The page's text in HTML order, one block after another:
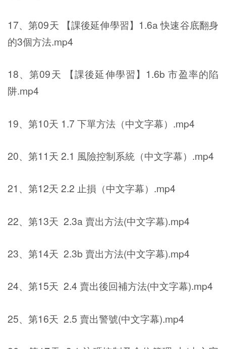
17、第09天 【課後延伸學習】1.6a 快速谷底翻身
的3個方法.mp4
18、第09天 【課後延伸學習】1.6b 市盈率的陷
阱.mp4
19、第10天 1.7 下單方法（中文字幕）.mp4
20、第11天 2.1 風險控制系統（中文字幕）.mp4
21、第12天 2.2 止損（中文字幕）.mp4
22、第13天 2.3a 賣出方法(中文字幕).mp4
23、第14天 2.3b 賣出方法(中文字幕).mp4
24、第15天 2.4 賣出後回補方法(中文字幕).mp4
25、第16天 2.5 賣出警號(中文字幕).mp4